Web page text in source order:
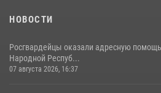
НОВОСТИ
Росгвардейцы оказали адресную
Народной Респуб...
07 августа 2026, 16:37